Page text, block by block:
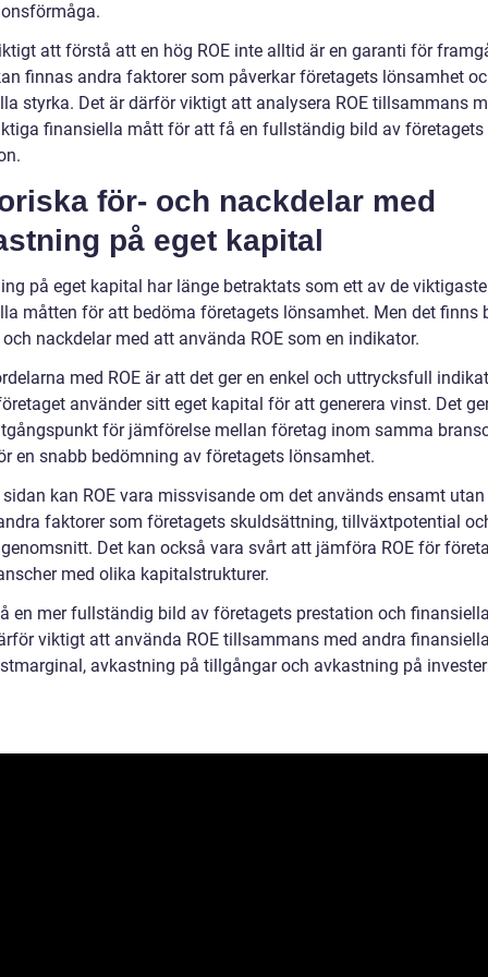
att förstå att en hög ROE inte alltid är en garanti för
finnas andra faktorer som påverkar företagets lönsamhet
styrka. Det är därför viktigt att analysera ROE tillsammans
finansiella mått för att få en fullständig bild av företagets
för- och nackdelar med
på eget kapital
på eget kapital har länge betraktats som ett av de viktigaste
måtten för att bedöma företagets lönsamhet. Men det finns
nackdelar med att använda ROE som en indikator.
med ROE är att det ger en enkel och uttrycksfull
använder sitt eget kapital för att generera vinst. Det
för jämförelse mellan företag inom samma
en snabb bedömning av företagets lönsamhet.
kan ROE vara missvisande om det används ensamt
faktorer som företagets skuldsättning, tillväxtpotential
Det kan också vara svårt att jämföra ROE för
med olika kapitalstrukturer.
en mer fullständig bild av företagets prestation och
viktigt att använda ROE tillsammans med andra
avkastning på tillgångar och avkastning på